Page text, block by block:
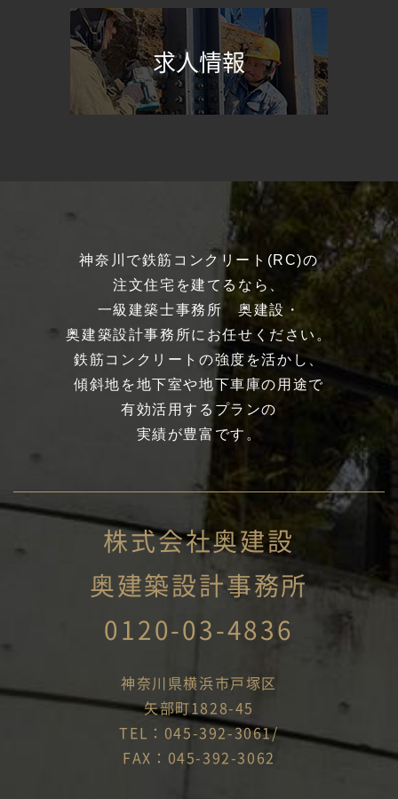
求人情報
神奈川で鉄筋コンクリート(RC)の
注文住宅を建てるなら、
一級建築士事務所 奥建設・
奥建築設計事務所にお任せください。
鉄筋コンクリートの強度を活かし、
傾斜地を地下室や地下車庫の用途で
有効活用するプランの
実績が豊富です。
株式会社奥建設
奥建築設計事務所
0120-03-4836
神奈川県横浜市戸塚区
矢部町1828-45
TEL：045-392-3061/
FAX：045-392-3062